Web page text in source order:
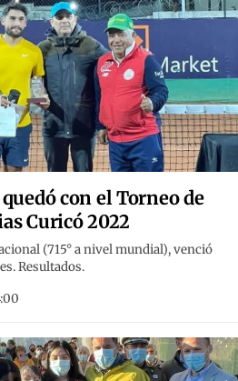
con el Torneo de
Curicó 2022
(715° a nivel mundial), venció
Resultados.